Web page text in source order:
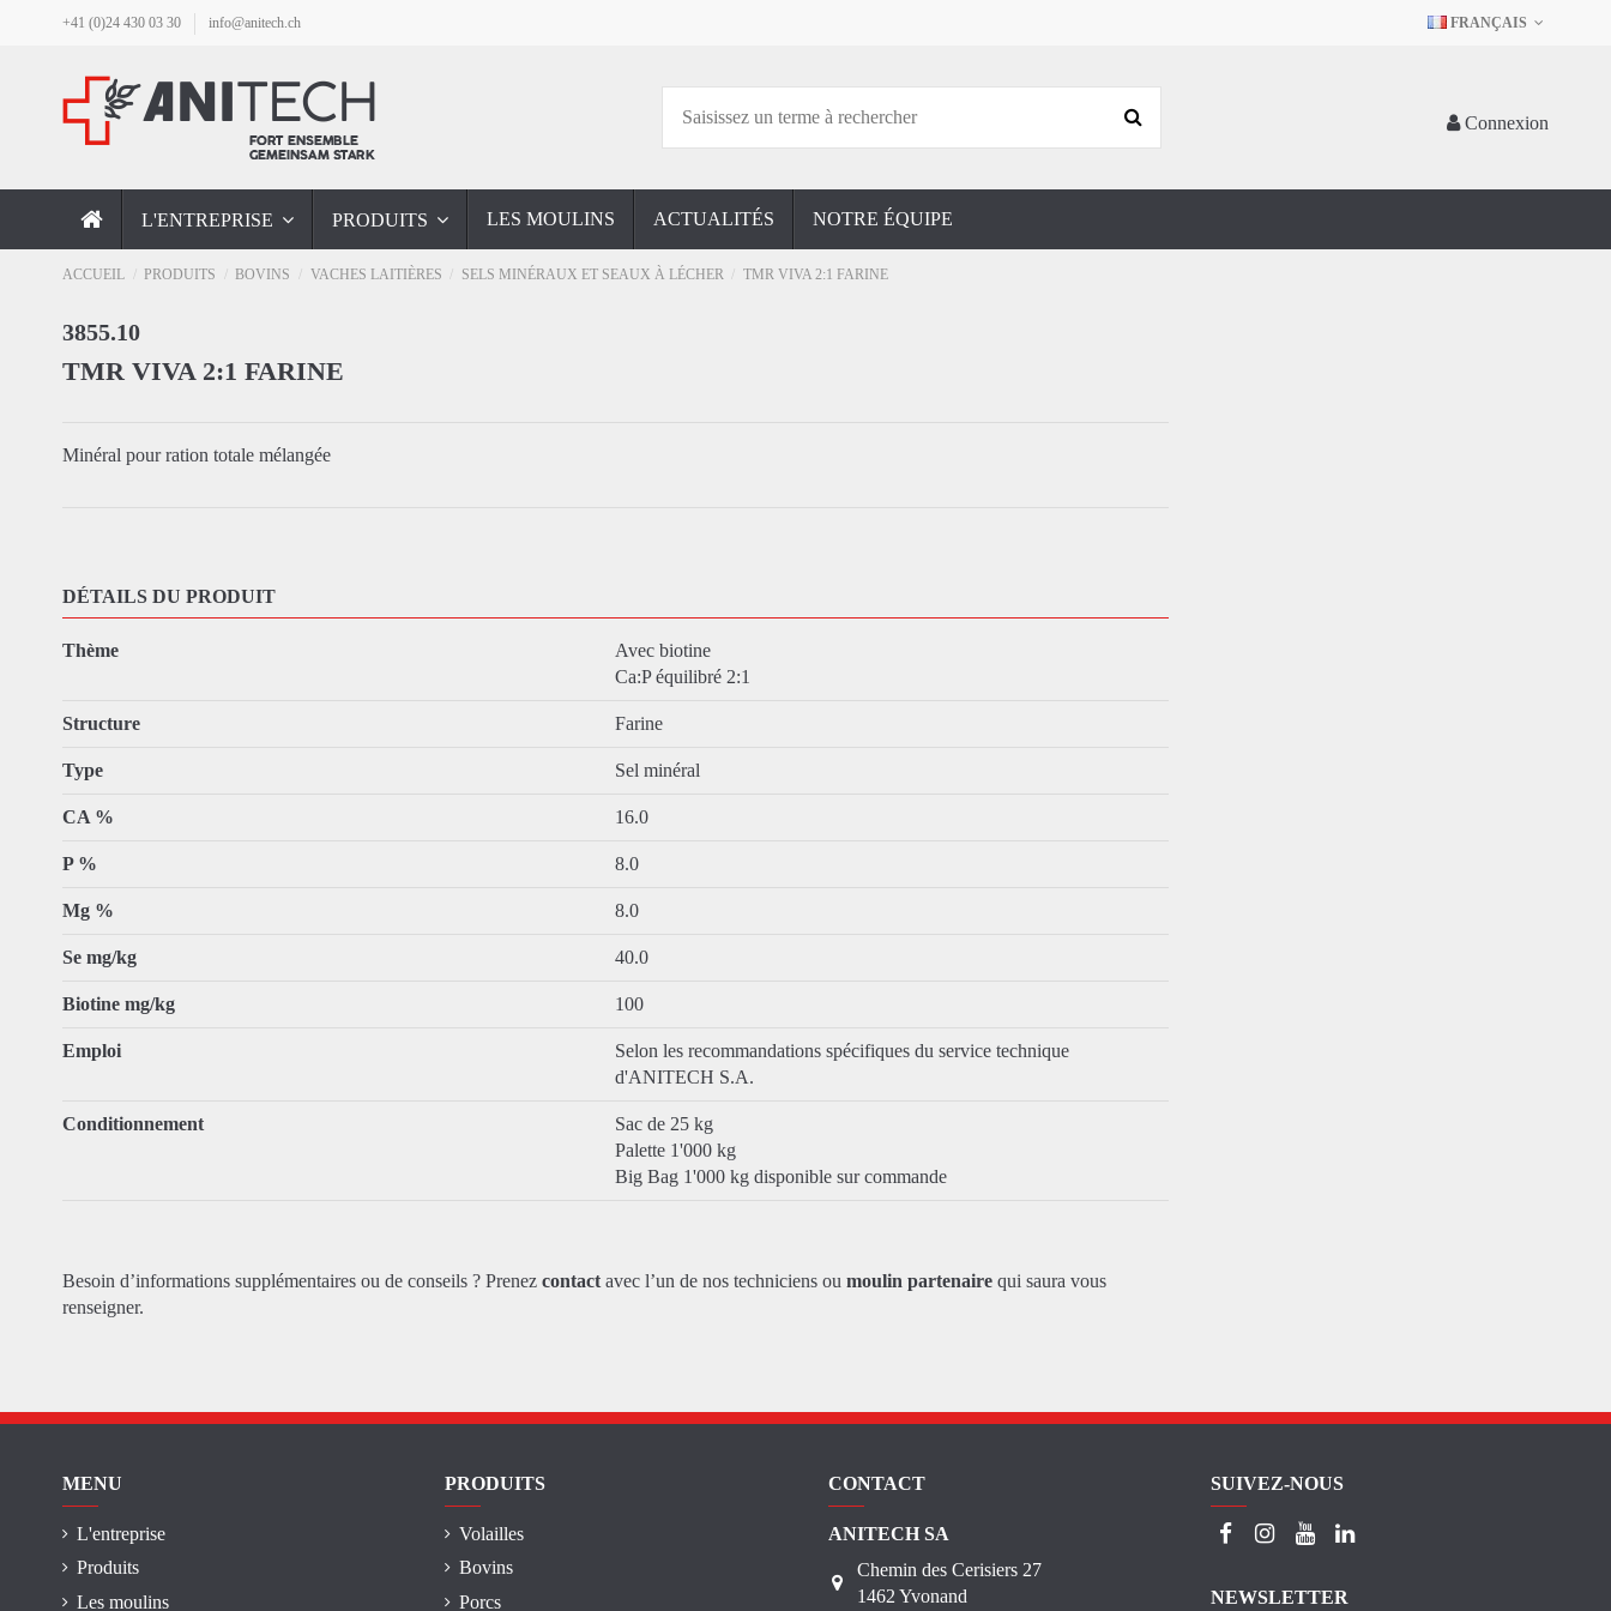
+41 (0)24 430 03 30 info@anitech.ch FRANÇAIS
Connexion
L'ENTREPRISE PRODUITS LES MOULINS ACTUALITÉS NOTRE ÉQUIPE
ACCUEIL PRODUITS BOVINS VACHES LAITIÈRES SELS MINÉRAUX ET SEAUX À LÉCHER TMR VIVA 2:1 FARINE
3855.10
TMR VIVA 2:1 FARINE
Minéral pour ration totale mélangée
DÉTAILS DU PRODUIT
Thème
Avec biotine
Ca:P équilibré 2:1
Structure Farine
Type Sel minéral
CA % 16.0
P % 8.0
Mg % 8.0
Se mg/kg 40.0
Biotine mg/kg 100
Emploi
Selon les recommandations spécifiques du service technique
d'ANITECH S.A.
Conditionnement
Sac de 25 kg
Palette 1'000 kg
Big Bag 1'000 kg disponible sur commande
Besoin d’informations supplémentaires ou de conseils ? Prenez contact avec l’un de nos techniciens ou moulin partenaire qui saura vous
renseigner.
MENU
L'entreprise
Produits
Les moulins
PRODUITS
Volailles
Bovins
Porcs
CONTACT
ANITECH SA
Chemin des Cerisiers 27
1462 Yvonand
SUIVEZ-NOUS
NEWSLETTER